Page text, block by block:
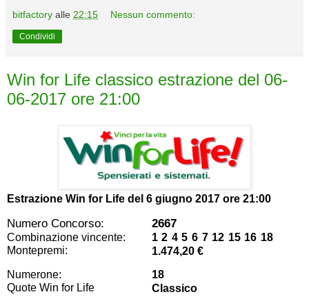
bitfactory alle 22:15 Nessun commento:
Condividi
Win for Life classico estrazione del 06-
06-2017 ore 21:00
Estrazione Win for Life del 6 giugno 2017 ore 21:00
Numero Concorso: 2667
Combinazione vincente:
1 2 4 5 6 7 12 15 16 18
Montepremi:
1.474,20 €
Numerone:
18
Quote Win for Life
Classico